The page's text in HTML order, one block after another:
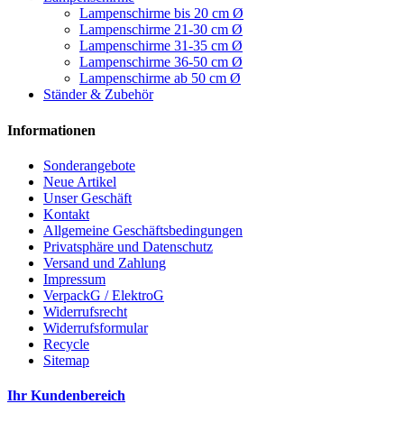
Lampenschirme bis 20 cm Ø
Lampenschirme 21-30 cm Ø
Lampenschirme 31-35 cm Ø
Lampenschirme 36-50 cm Ø
Lampenschirme ab 50 cm Ø
Ständer & Zubehör
Informationen
Sonderangebote
Neue Artikel
Unser Geschäft
Kontakt
Allgemeine Geschäftsbedingungen
Privatsphäre und Datenschutz
Versand und Zahlung
Impressum
VerpackG / ElektroG
Widerrufsrecht
Widerrufsformular
Recycle
Sitemap
Ihr Kundenbereich